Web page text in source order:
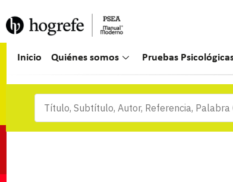
Inicio Quiénes somos Pruebas